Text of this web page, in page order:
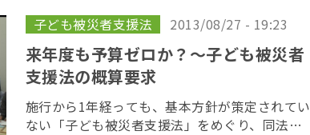
子ども被災者支援法 2013/08/27 - 19:23
来年度も予算ゼロか？～子ども被災者
支援法の概算要求
施行から1年経っても、基本方針が策定されてい
ない「子ども被災者支援法」をめぐり、同法律